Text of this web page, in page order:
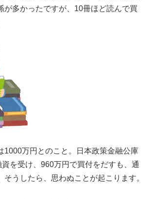
が多かったですが、10冊ほど読んで買
1000万円とのこと。日本政策金融公庫
を受け、960万円で買付をだすも、通
そうしたら、思わぬことが起こります。